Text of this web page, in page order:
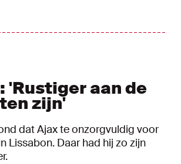
'Rustiger aan de
zijn'
dat Ajax te onzorgvuldig voor
Lissabon. Daar had hij zo zijn